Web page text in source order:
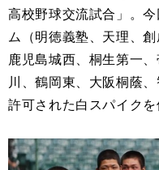
高校野球交流試合」。
ム（明徳義塾、天理、
鹿児島城西、桐生第一
川、鶴岡東、大阪桐蔭
許可された白スパイクを